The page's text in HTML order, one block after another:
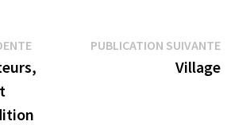
Publication
précédente :
PUBLICATION SUIVANTE
Village